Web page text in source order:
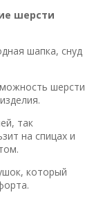
шерсти
шапка, снуд
шерсти
так
на спицах и
который